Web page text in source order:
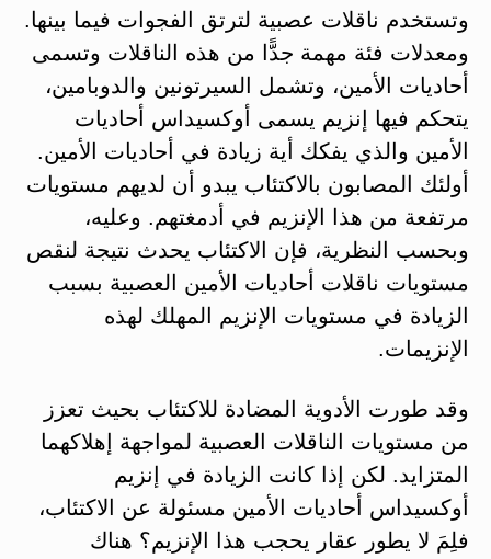
وتستخدم ناقلات عصبية لترتق الفجوات فيما بينها.
ومعدلات فئة مهمة جدًّا من هذه الناقلات وتسمى
أحاديات الأمين، وتشمل السيرتونين والدوبامين،
يتحكم فيها إنزيم يسمى أوكسيداس أحاديات
الأمين والذي يفكك أية زيادة في أحاديات الأمين.
أولئك المصابون بالاكتئاب يبدو أن لديهم مستويات
مرتفعة من هذا الإنزيم في أدمغتهم. وعليه،
وبحسب النظرية، فإن الاكتئاب يحدث نتيجة لنقص
مستويات ناقلات أحاديات الأمين العصبية بسبب
الزيادة في مستويات الإنزيم المهلك لهذه
الإنزيمات.
وقد طورت الأدوية المضادة للاكتئاب بحيث تعزز
من مستويات الناقلات العصبية لمواجهة إهلاكهما
المتزايد. لكن إذا كانت الزيادة في إنزيم
أوكسيداس أحاديات الأمين مسئولة عن الاكتئاب،
فلِمَ لا يطور عقار يحجب هذا الإنزيم؟ هناك